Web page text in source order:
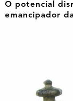
O potencial
emancipador